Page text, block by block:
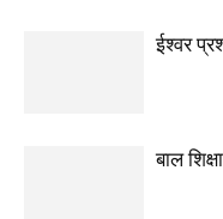
ईश्वर
बाल